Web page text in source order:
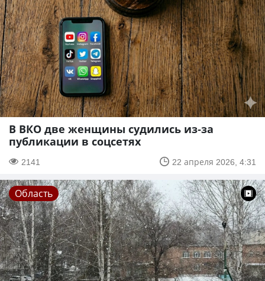
В ВКО две женщины судились из-за
публикации в соцсетях
2141 22 апреля 2026, 4:31
Область